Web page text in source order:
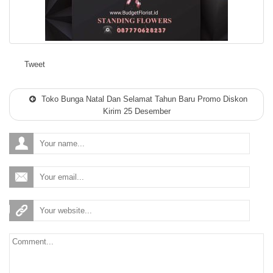
Tweet
Toko Bunga Natal Dan Selamat Tahun Baru Promo Diskon
Kirim 25 Desember